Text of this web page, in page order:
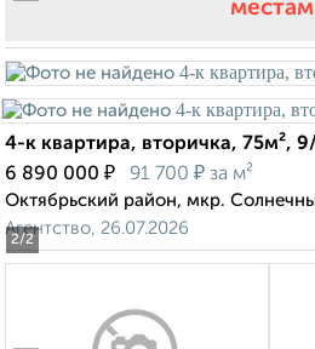
местам
2/2
4-к квартира, вторичка, 75м²,
6 890 000 ₽ 91 700 ₽ за м²
Октябрьский район, мкр.
Агентство, 26.07.2026